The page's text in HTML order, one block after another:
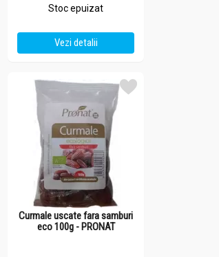
Stoc epuizat
Vezi detalii
Curmale uscate fara samburi
eco 100g - PRONAT